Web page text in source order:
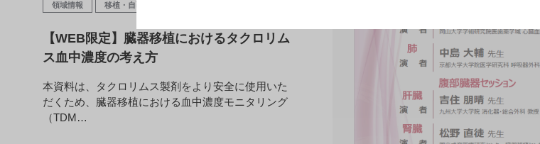
領域情報 移植・自己免疫
【WEB限定】臓器移植におけるタクロリム
ス血中濃度の考え方
本資料は、タクロリムス製剤をより安全に使用いた
だくため、臓器移植における血中濃度モニタリング
（TDM…